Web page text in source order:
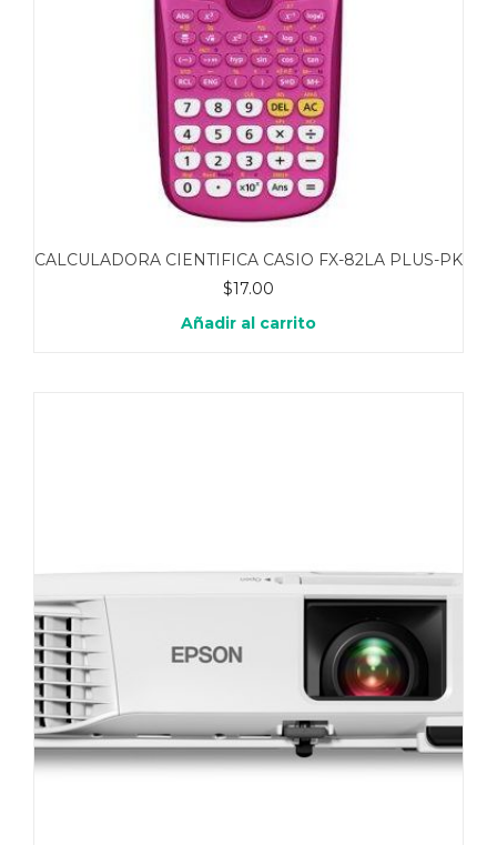
CALCULADORA CIENTIFICA CASIO FX-82LA PLUS-PK
$17.00
Añadir al carrito